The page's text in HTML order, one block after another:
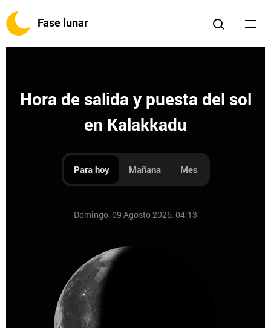
Fase lunar
Hora de salida y puesta del sol
en Kalakkadu
Para hoy Mañana Mes
Domingo, 09 Agosto 2026, 04:13